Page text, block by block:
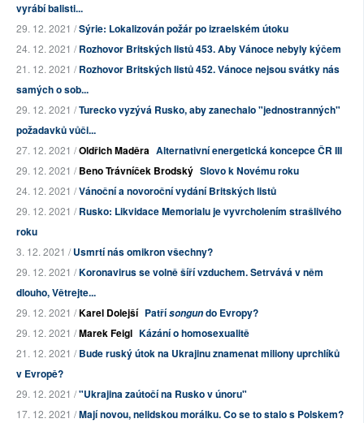
vyrábí balisti...
29. 12. 2021 /Sýrie: Lokalizován požár po izraelském útoku
24. 12. 2021 /Rozhovor Britských listů 453. Aby Vánoce nebyly kýčem
21. 12. 2021 /Rozhovor Britských listů 452. Vánoce nejsou svátky nás
samých o sob...
29. 12. 2021 /Turecko vyzývá Rusko, aby zanechalo "jednostranných"
požadavků vůči...
27. 12. 2021 /Oldřich Maděra Alternativní energetická koncepce ČR III
29. 12. 2021 /Beno Trávníček Brodský Slovo k Novému roku
24. 12. 2021 /Vánoční a novoroční vydání Britských listů
29. 12. 2021 /Rusko: Likvidace Memorialu je vyvrcholením strašlivého
roku
3. 12. 2021 /Usmrtí nás omikron všechny?
29. 12. 2021 /Koronavirus se volně šíří vzduchem. Setrvává v něm
dlouho, Větrejte...
29. 12. 2021 /Karel Dolejší Patřísongundo Evropy?
29. 12. 2021 /Marek Feigl Kázání o homosexualitě
21. 12. 2021 /Bude ruský útok na Ukrajinu znamenat miliony uprchlíků
v Evropě?
29. 12. 2021 /"Ukrajina zaútočí na Rusko v únoru"
17. 12. 2021 /Mají novou, nelidskou morálku. Co se to stalo s Polskem?